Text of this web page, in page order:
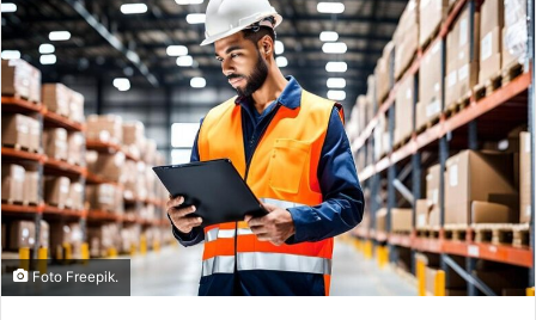
Foto Freepik.